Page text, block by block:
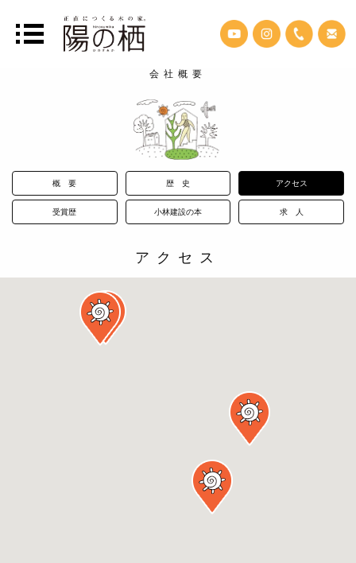
会社概要
概 要 歴 史 アクセス
受賞歴 小林建設の本 求 人
アクセス